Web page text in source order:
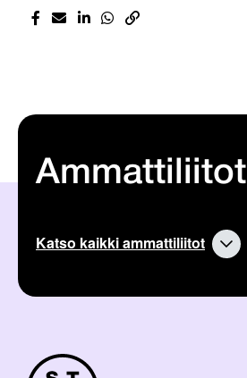
Ammattiliitot
Katso kaikki ammattiliitot